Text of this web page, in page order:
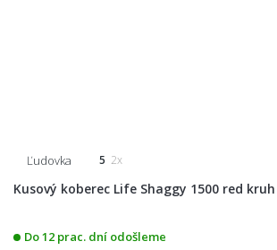
Ľudovka 5 2x
Kusový koberec Life Shaggy 1500 red kruh
Do 12 prac. dní odošleme